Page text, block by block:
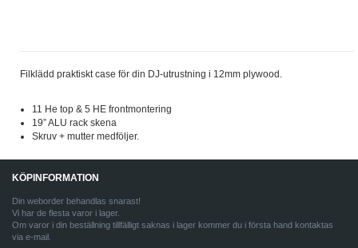
Filklädd praktiskt case för din DJ-utrustning i 12mm plywood.
11 He top & 5 HE frontmontering
19” ALU rack skena
Skruv + mutter medföljer.
KÖPINFORMATION
Din weborder behandlas snarast!
Vi har de flesta varor i lager.
Om varor i din beställning tillfälligt saknas i lager kommer du i första hand kontaktas
via e-mail.